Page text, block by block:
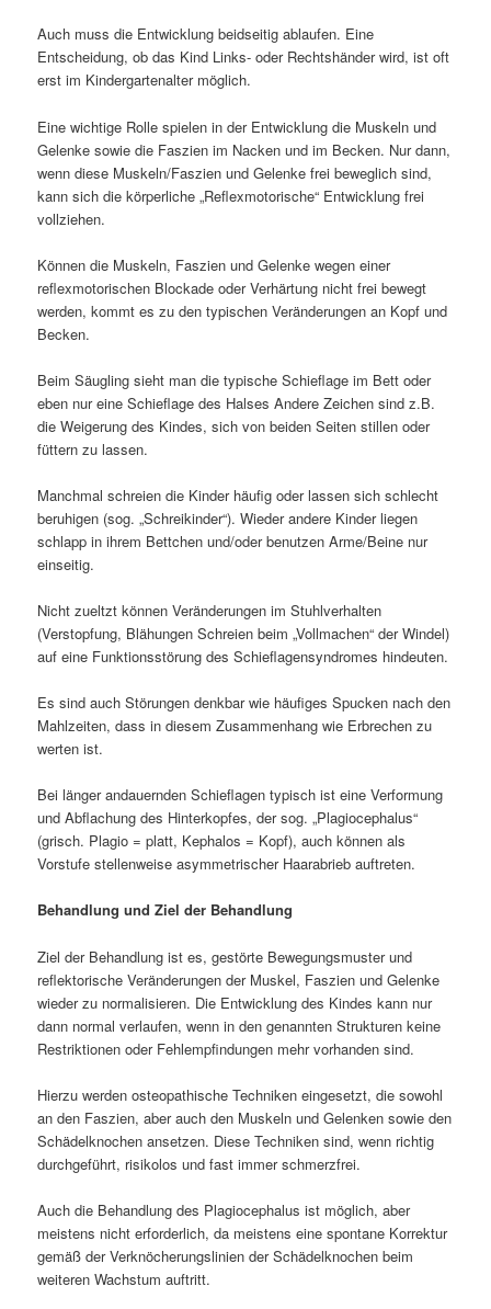
Auch muss die Entwicklung beidseitig ablaufen. Eine
Entscheidung, ob das Kind Links- oder Rechtshänder wird, ist oft
erst im Kindergartenalter möglich.
Eine wichtige Rolle spielen in der Entwicklung die Muskeln und
Gelenke sowie die Faszien im Nacken und im Becken. Nur dann,
wenn diese Muskeln/Faszien und Gelenke frei beweglich sind,
kann sich die körperliche „Reflexmotorische“ Entwicklung frei
vollziehen.
Können die Muskeln, Faszien und Gelenke wegen einer
reflexmotorischen Blockade oder Verhärtung nicht frei bewegt
werden, kommt es zu den typischen Veränderungen an Kopf und
Becken.
Beim Säugling sieht man die typische Schieflage im Bett oder
eben nur eine Schieflage des Halses Andere Zeichen sind z.B.
die Weigerung des Kindes, sich von beiden Seiten stillen oder
füttern zu lassen.
Manchmal schreien die Kinder häufig oder lassen sich schlecht
beruhigen (sog. „Schreikinder“). Wieder andere Kinder liegen
schlapp in ihrem Bettchen und/oder benutzen Arme/Beine nur
einseitig.
Nicht zueltzt können Veränderungen im Stuhlverhalten
(Verstopfung, Blähungen Schreien beim „Vollmachen“ der Windel)
auf eine Funktionsstörung des Schieflagensyndromes hindeuten.
Es sind auch Störungen denkbar wie häufiges Spucken nach den
Mahlzeiten, dass in diesem Zusammenhang wie Erbrechen zu
werten ist.
Bei länger andauernden Schieflagen typisch ist eine Verformung
und Abflachung des Hinterkopfes, der sog. „Plagiocephalus“
(grisch. Plagio = platt, Kephalos = Kopf), auch können als
Vorstufe stellenweise asymmetrischer Haarabrieb auftreten.
Behandlung und Ziel der Behandlung
Ziel der Behandlung ist es, gestörte Bewegungsmuster und
reflektorische Veränderungen der Muskel, Faszien und Gelenke
wieder zu normalisieren. Die Entwicklung des Kindes kann nur
dann normal verlaufen, wenn in den genannten Strukturen keine
Restriktionen oder Fehlempfindungen mehr vorhanden sind.
Hierzu werden osteopathische Techniken eingesetzt, die sowohl
an den Faszien, aber auch den Muskeln und Gelenken sowie den
Schädelknochen ansetzen. Diese Techniken sind, wenn richtig
durchgeführt, risikolos und fast immer schmerzfrei.
Auch die Behandlung des Plagiocephalus ist möglich, aber
meistens nicht erforderlich, da meistens eine spontane Korrektur
gemäß der Verknöcherungslinien der Schädelknochen beim
weiteren Wachstum auftritt.